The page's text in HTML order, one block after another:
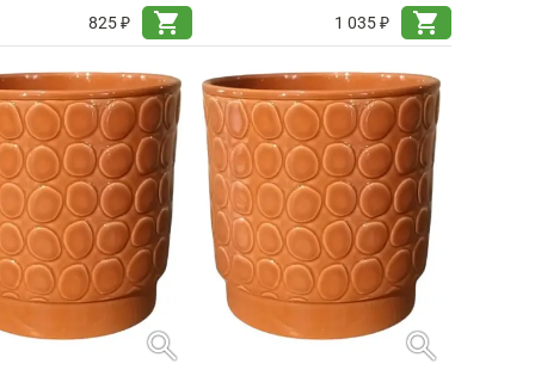
825 ₽
shopping_cart
1 035 ₽
shopping_cart
search search